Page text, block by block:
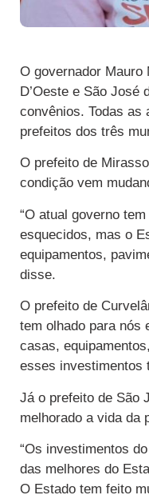
O governador
D’Oeste e São José
convênios. Todas as
prefeitos dos três
O prefeito de
condição vem
“O atual governo
esquecidos, mas o
equipamentos,
disse.
O prefeito de
tem olhado para nós
casas,
esses investimentos
Já o prefeito de São
melhorado a vida da
“Os investimentos
das melhores do
O Estado tem feito